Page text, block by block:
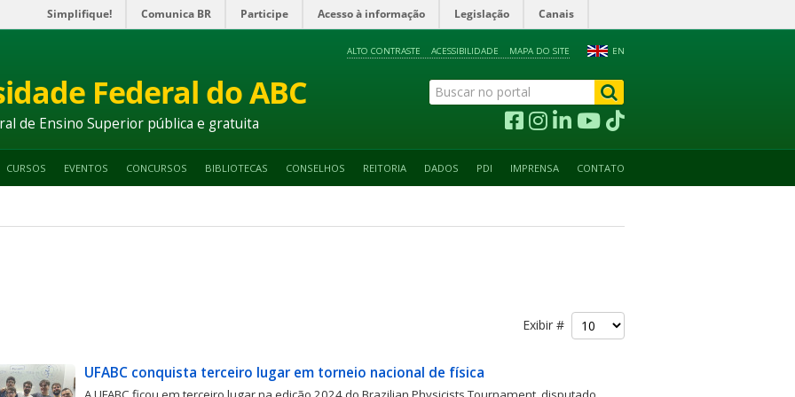
Simplifique! Comunica BR Participe Acesso à informação Legislação Canais
EN
ALTO CONTRASTE ACESSIBILIDADE MAPA DO SITE
Federal do ABC
de Ensino Superior pública e gratuita
CURSOS EVENTOS CONCURSOS BIBLIOTECAS CONSELHOS REITORIA DADOS PDI IMPRENSA CONTATO
Exibir #
UFABC conquista terceiro lugar em torneio nacional de física